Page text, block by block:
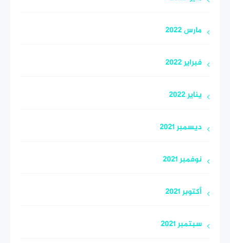
مارس 2022
فبراير 2022
يناير 2022
ديسمبر 2021
نوفمبر 2021
أكتوبر 2021
سبتمبر 2021